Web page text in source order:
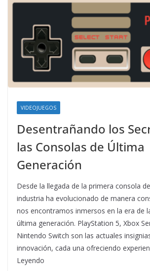
VIDEOJUEGOS
Desentrañando los
las Consolas de Última
Generación
Desde la llegada de la primera consola
industria ha evolucionado de manera
nos encontramos inmersos en la era de
última generación. PlayStation 5, Xbox
Nintendo Switch son las actuales
innovación, cada una ofreciendo
Leyendo